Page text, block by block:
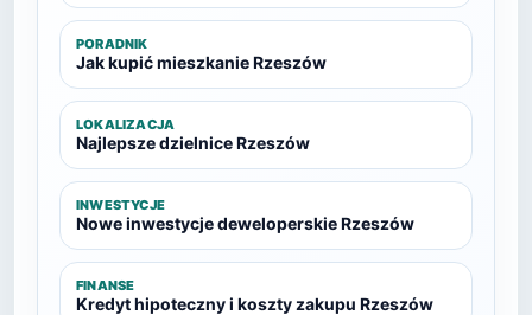
PORADNIK
Jak kupić mieszkanie Rzeszów
LOKALIZACJA
Najlepsze dzielnice Rzeszów
INWESTYCJE
Nowe inwestycje deweloperskie Rzeszów
FINANSE
Kredyt hipoteczny i koszty zakupu Rzeszów